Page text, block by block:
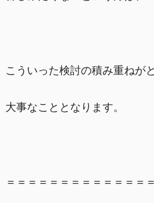
こういった検討の積み重ねが
大事なこととなります。
＝＝＝＝＝＝＝＝＝＝＝＝＝